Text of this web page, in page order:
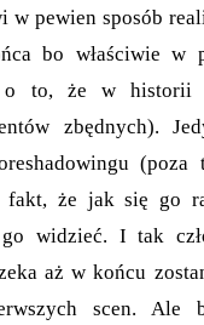
w pewien sposób
bo właściwie w
o to, że w historii
zbędnych).
fakt, że jak się go
go widzieć. I tak
aż w końcu
scen. Ale